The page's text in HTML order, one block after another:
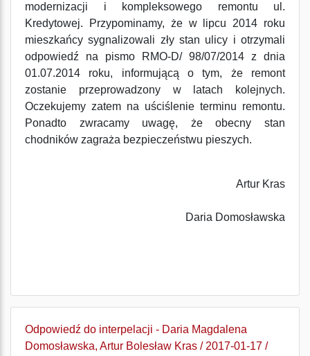
modernizacji i kompleksowego remontu ul.
Kredytowej. Przypominamy, że w lipcu 2014 roku
mieszkańcy sygnalizowali zły stan ulicy i otrzymali
odpowiedź na pismo RMO-D/ 98/07/2014 z dnia
01.07.2014 roku, informującą o tym, że remont
zostanie przeprowadzony w latach kolejnych.
Oczekujemy zatem na uściślenie terminu remontu.
Ponadto zwracamy uwagę, że obecny stan
chodników zagraża bezpieczeństwu pieszych.
Artur Kras
Daria Domosławska
Odpowiedź do interpelacji - Daria Magdalena
Domosławska, Artur Bolesław Kras / 2017-01-17 /